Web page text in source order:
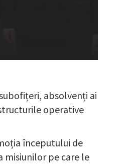
absolvenți ai
operative
începutului de
misiunilor pe care le